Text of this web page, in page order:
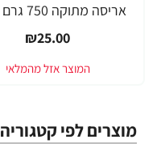
אריסה מתוקה 750 גרם - נפטון
₪25.00
מוצרים לפי קטגוריה